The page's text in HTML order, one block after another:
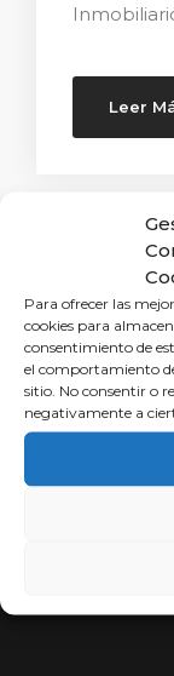
Para ofrecer las
cookies para
consentimiento de
el comportamiento
sitio. No consentir o
negativamente a
Leer
Si usted no
de